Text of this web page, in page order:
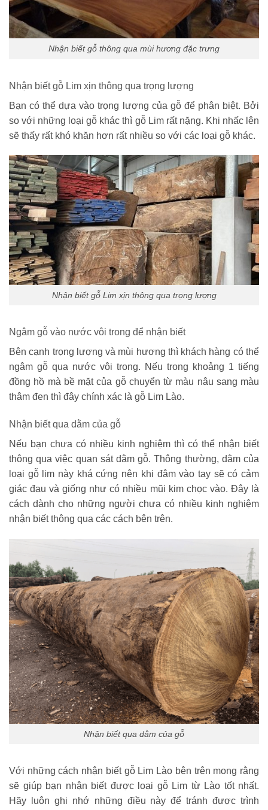
Nhận biết gỗ thông qua mùi hương đặc trưng
Nhận biết gỗ Lim xịn thông qua trọng lượng
Bạn có thể dựa vào trọng lượng của gỗ để phân biệt. Bởi
so với những loại gỗ khác thì gỗ Lim rất nặng. Khi nhấc lên
sẽ thấy rất khó khăn hơn rất nhiều so với các loại gỗ khác.
Nhận biết gỗ Lim xịn thông qua trọng lượng
Ngâm gỗ vào nước vôi trong để nhận biết
Bên cạnh trọng lượng và mùi hương thì khách hàng có thể
ngâm gỗ qua nước vôi trong. Nếu trong khoảng 1 tiếng
đồng hồ mà bề mặt của gỗ chuyển từ màu nâu sang màu
thâm đen thì đây chính xác là gỗ Lim Lào.
Nhận biết qua dằm của gỗ
Nếu bạn chưa có nhiều kinh nghiệm thì có thể nhận biết
thông qua việc quan sát dằm gỗ. Thông thường, dằm của
loại gỗ lim này khá cứng nên khi đâm vào tay sẽ có cảm
giác đau và giống như có nhiều mũi kim chọc vào. Đây là
cách dành cho những người chưa có nhiều kinh nghiệm
nhận biết thông qua các cách bên trên.
Nhận biết qua dằm của gỗ
Với những cách nhận biết gỗ Lim Lào bên trên mong rằng
sẽ giúp bạn nhận biết được loại gỗ Lim từ Lào tốt nhất.
Hãy luôn ghi nhớ những điều này để tránh được trình